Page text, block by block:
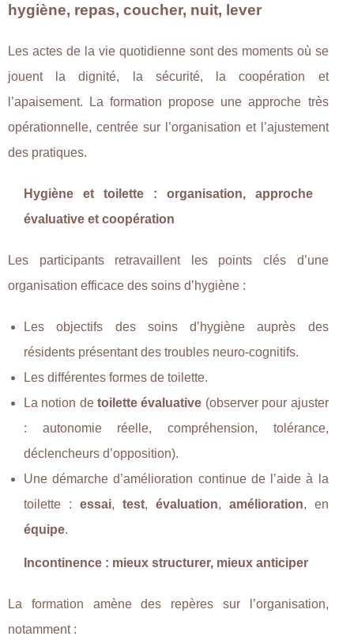
hygiène, repas, coucher, nuit, lever
Les actes de la vie quotidienne sont des moments où se
jouent la dignité, la sécurité, la coopération et
l’apaisement. La formation propose une approche très
opérationnelle, centrée sur l’organisation et l’ajustement
des pratiques.
Hygiène et toilette : organisation, approche
évaluative et coopération
Les participants retravaillent les points clés d’une
organisation efficace des soins d’hygiène :
Les objectifs des soins d’hygiène auprès des
résidents présentant des troubles neuro-cognitifs.
Les différentes formes de toilette.
La notion detoilette évaluative (observer pour ajuster
: autonomie réelle, compréhension, tolérance,
déclencheurs d’opposition).
Une démarche d’amélioration continue de l’aide à la
toilette : essai, test, évaluation, amélioration, en
équipe.
Incontinence : mieux structurer, mieux anticiper
La formation amène des repères sur l’organisation,
notamment :